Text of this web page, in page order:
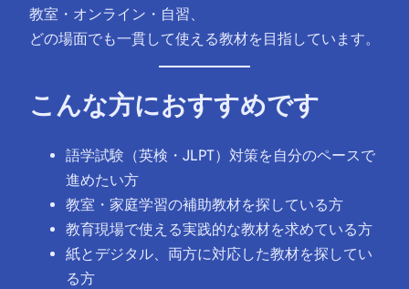
教室・オンライン・自習、
どの場面でも一貫して使える教材を目指しています。
こんな方におすすめです
語学試験（英検・JLPT）対策を自分のペースで
進めたい方
教室・家庭学習の補助教材を探している方
教育現場で使える実践的な教材を求めている方
紙とデジタル、両方に対応した教材を探してい
る方